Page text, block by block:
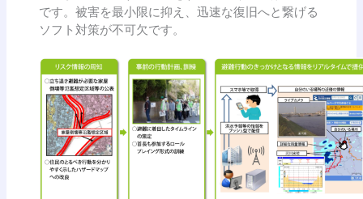
です。被害を最小限に抑え、迅速な復旧へと繋げる
ソフト対策が不可欠です。